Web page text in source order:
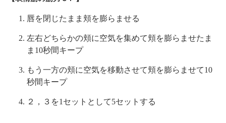
唇を閉じたまま頬を膨らませる
左右どちらかの頬に空気を集めて頬を膨らませたま
ま10秒間キープ
もう一方の頬に空気を移動させて頬を膨らませて10
秒間キープ
２，３を1セットとして5セットする